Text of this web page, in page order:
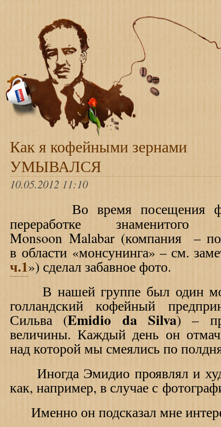
Как я кофейными зернами
УМЫВАЛСЯ
10.05.2012 11:10
Во время посещения
переработке
Monsoon Malabar (компания –
в области «монсунинга» – см.
ч.1») сделал забавное фото.
В нашей группе был один
голландский кофейный
Сильва (Emidio da Silva) –
величины. Каждый день он
над которой мы смеялись по
Иногда Эмидио проявлял и
как, например, в случае с
Именно он подсказал мне